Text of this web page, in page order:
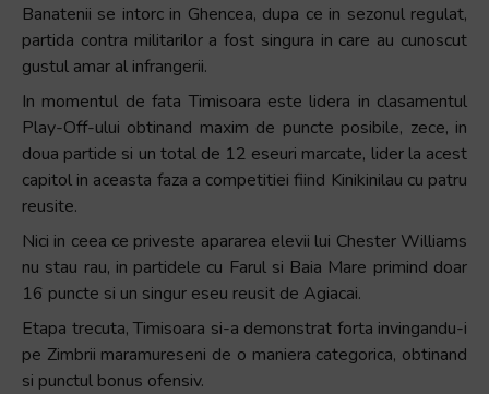
Banatenii se intorc in Ghencea, dupa ce in sezonul regulat,
partida contra militarilor a fost singura in care au cunoscut
gustul amar al infrangerii.
In momentul de fata Timisoara este lidera in clasamentul
Play-Off-ului obtinand maxim de puncte posibile, zece, in
doua partide si un total de 12 eseuri marcate, lider la acest
capitol in aceasta faza a competitiei fiind Kinikinilau cu patru
reusite.
Nici in ceea ce priveste apararea elevii lui Chester Williams
nu stau rau, in partidele cu Farul si Baia Mare primind doar
16 puncte si un singur eseu reusit de Agiacai.
Etapa trecuta, Timisoara si-a demonstrat forta invingandu-i
pe Zimbrii maramureseni de o maniera categorica, obtinand
si punctul bonus ofensiv.